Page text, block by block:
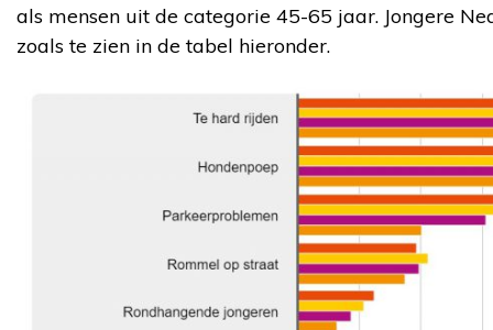
als mensen uit de categorie 45-65 jaar. Jongere
zoals te zien in de tabel hieronder.